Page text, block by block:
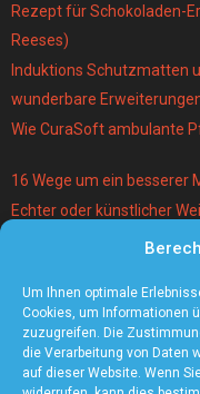
Um Ihnen optimale
Cookies, um Informationen
zuzugreifen. Die
die Verarbeitung von Daten
auf dieser Website. Wenn
Rezept für Schokoladen-
Reeses)
Induktions Schutzmatten
wunderbare
Wie CuraSoft ambulante
16 Wege um ein besserer
Echter oder künstlicher
Warum lohnt es sich
Die 5 angesagtesten